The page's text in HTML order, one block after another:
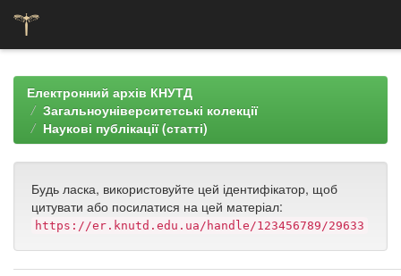
navigationЕлектронний архів КНУТД
Загальноуніверситетські колекції
Наукові публікації (статті)
Будь ласка, використовуйте цей ідентифікатор, щоб
цитувати або посилатися на цей матеріал:
https://er.knutd.edu.ua/handle/123456789/29633